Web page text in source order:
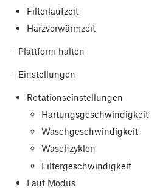
Filterlaufzeit
Harzvorwärmzeit
- Plattform halten
- Einstellungen
Rotationseinstellungen
Härtungsgeschwindigkeit
Waschgeschwindigkeit
Waschzyklen
Filtergeschwindigkeit
Lauf Modus